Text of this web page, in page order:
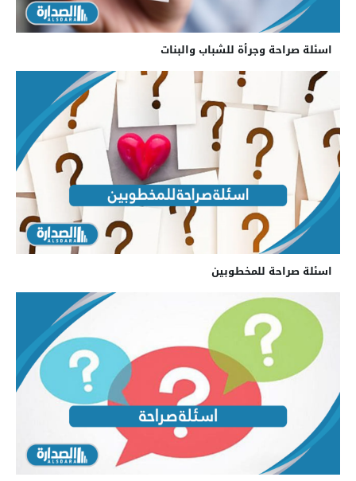
اسئلة صراحة وجرأة للشباب والبنات
اسئلة صراحة للمخطوبين